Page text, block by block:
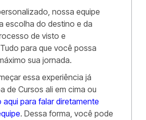
nossa equipe
escolha do destino e da
de visto e
para que você possa
sua jornada.
essa experiência já
de Cursos ali em cima ou
aqui para falar diretamente
. Dessa forma, você pode